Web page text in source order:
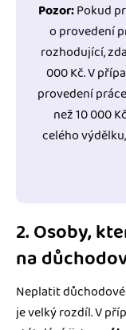
Pozor:Pokud
o provedení
rozhodující,
000 Kč. V
provedení
než 10 000
celého
2. Osoby,
na
Neplatit
je velký rozdíl. V